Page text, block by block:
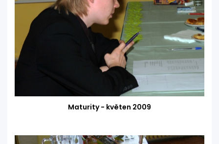
Maturity - květen 2009